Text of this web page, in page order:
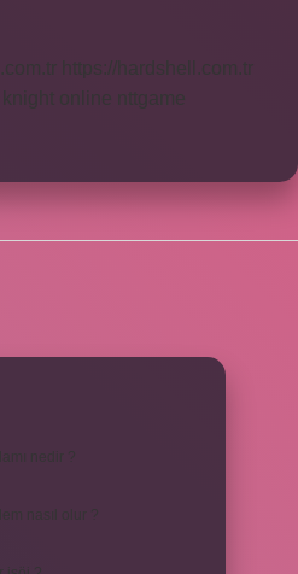
https://hardshell.com.tr
knight online
nttgame